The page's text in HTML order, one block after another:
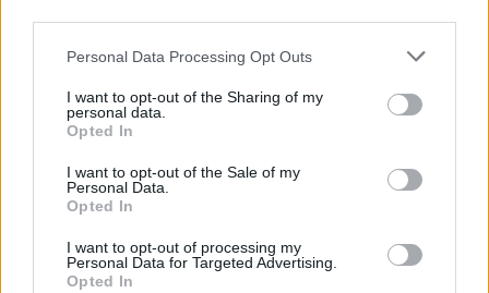
Personal Data Processing Opt Outs
I want to opt-out of the Sharing of my
personal data.
Opted In
I want to opt-out of the Sale of my
Personal Data.
Opted In
I want to opt-out of processing my
Personal Data for Targeted Advertising.
Opted In